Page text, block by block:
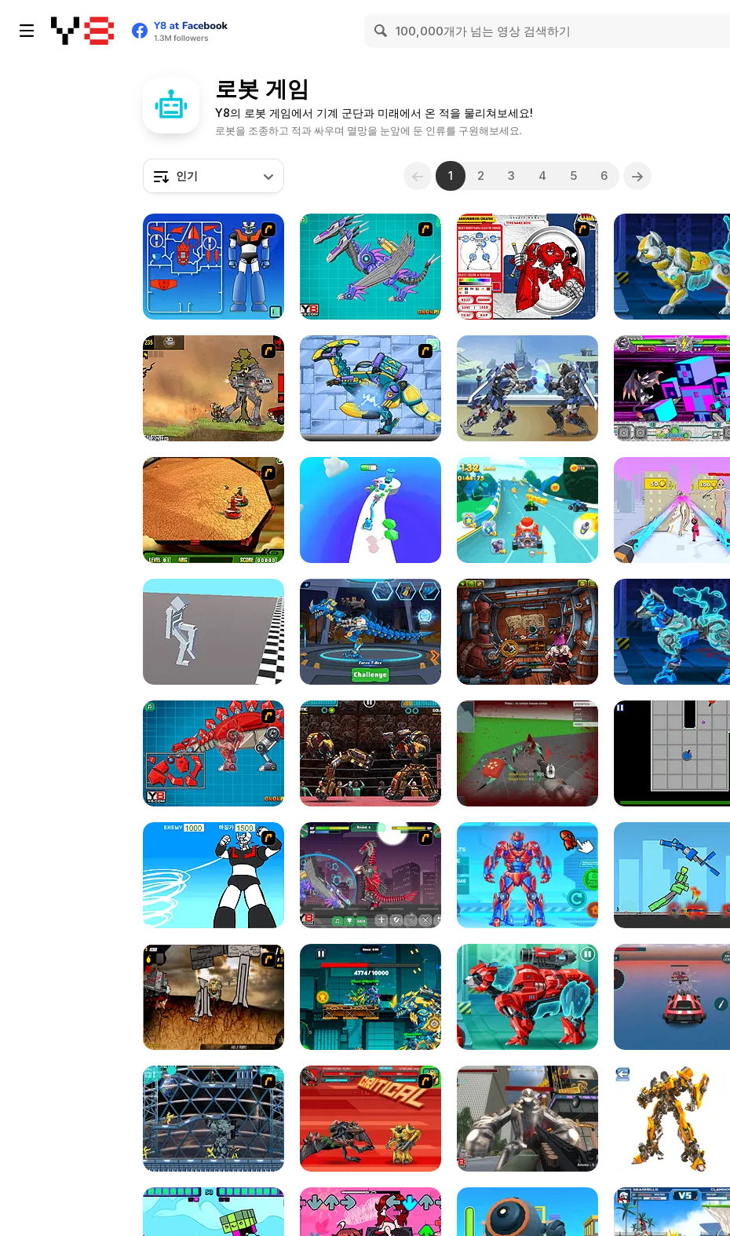
로봇 게임
Y8의 로봇 게임에서 기계 군단과 미래에서 온 적을 물리쳐보세요!
로봇을 조종하고 적과 싸우며 멸망을 눈앞에 둔 인류를 구원해보세요.
인기 1 2 3 4 5 6